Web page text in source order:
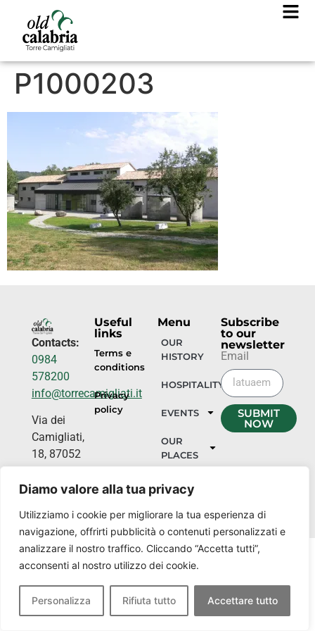
Diamo valore alla tua privacy
Utilizziamo i cookie per migliorare la tua esperienza di
navigazione, offrirti pubblicità o contenuti personalizzati e
analizzare il nostro traffico. Cliccando “Accetta tutti”,
acconsenti al nostro utilizzo dei cookie.
Personalizza Rifiuta tutto Accettare tutto
P1000203
Contacts:
0984
578200
info@torrecamigliati.it
Via dei
Camigliati,
18, 87052
Silano CS
Useful
links
Terms e
conditions
Privacy
policy
Menu
OUR
HISTORY
HOSPITALITY
EVENTS
OUR
PLACES
Subscribe
to our
newsletter
Email
SUBMIT
NOW